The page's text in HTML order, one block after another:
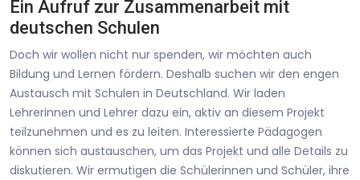
Ein Aufruf zur Zusammenarbeit mit
deutschen Schulen
Doch wir wollen nicht nur spenden, wir möchten auch
Bildung und Lernen fördern. Deshalb suchen wir den engen
Austausch mit Schulen in Deutschland. Wir laden
Lehrerinnen und Lehrer dazu ein, aktiv an diesem Projekt
teilzunehmen und es zu leiten. Interessierte Pädagogen
können sich austauschen, um das Projekt und alle Details zu
diskutieren. Wir ermutigen die Schülerinnen und Schüler, ihre